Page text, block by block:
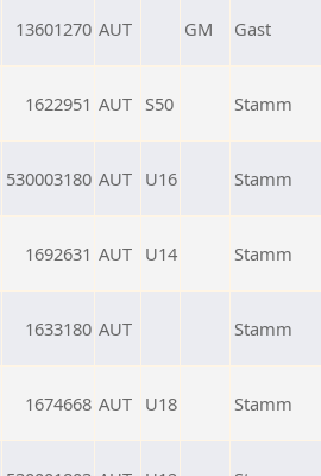
13601270 AUT GM Gast
1622951 AUT S50 Stamm
530003180 AUT U16 Stamm
1692631 AUT U14 Stamm
1633180 AUT Stamm
1674668 AUT U18 Stamm